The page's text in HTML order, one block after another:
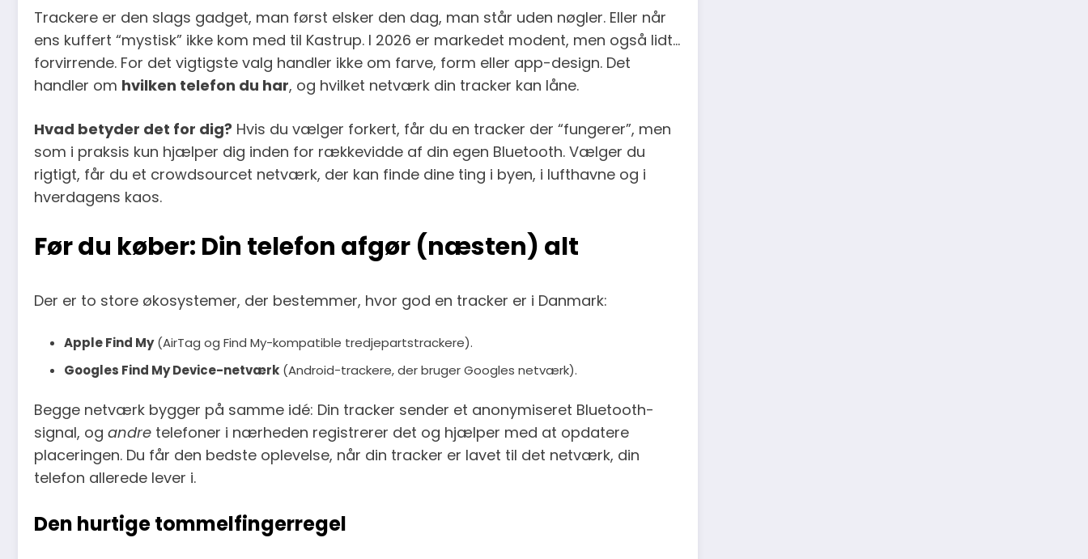
Trackere er den slags gadget, man først elsker den dag, man står uden nøgler. Eller når
ens kuffert “mystisk” ikke kom med til Kastrup. I 2026 er markedet modent, men også lidt…
forvirrende. For det vigtigste valg handler ikke om farve, form eller app-design. Det
handler om hvilken telefon du har, og hvilket netværk din tracker kan låne.
Hvad betyder det for dig? Hvis du vælger forkert, får du en tracker der “fungerer”, men
som i praksis kun hjælper dig inden for rækkevidde af din egen Bluetooth. Vælger du
rigtigt, får du et crowdsourcet netværk, der kan finde dine ting i byen, i lufthavne og i
hverdagens kaos.
Før du køber: Din telefon afgør (næsten) alt
Der er to store økosystemer, der bestemmer, hvor god en tracker er i Danmark:
Apple Find My(AirTag og Find My-kompatible tredjepartstrackere).
Googles Find My Device-netværk(Android-trackere, der bruger Googles netværk).
Begge netværk bygger på samme idé: Din tracker sender et anonymiseret Bluetooth-
signal, og andre telefoner i nærheden registrerer det og hjælper med at opdatere
placeringen. Du får den bedste oplevelse, når din tracker er lavet til det netværk, din
telefon allerede lever i.
Den hurtige tommelfingerregel